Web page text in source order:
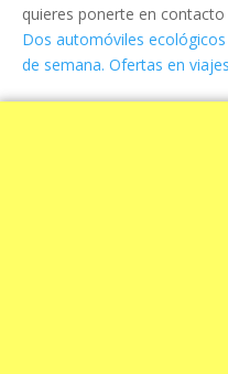
quieres ponerte en
Dos automóviles
de semana. Ofertas en